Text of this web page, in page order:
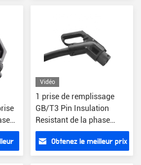
Vidéo
1 prise de remplissage
GB/T3 Pin Insulation
Resistant de la phase
440V EV
Obtenez le meilleur prix